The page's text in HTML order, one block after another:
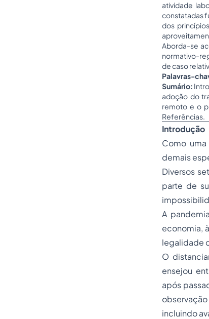
atividade
constatadas
dos
Aborda-se
normativo-
de caso
Palavras-
Sumário:
adoção do
remoto e o
Referências.
Introdução
Como
demais
Diversos
parte de
A
economia,
legalidade
O
ensejou
após
incluindo